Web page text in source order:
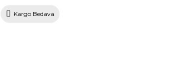
Kargo Bedava